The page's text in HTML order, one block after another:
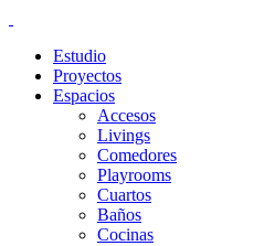
Estudio
Proyectos
Espacios
Accesos
Livings
Comedores
Playrooms
Cuartos
Baños
Cocinas